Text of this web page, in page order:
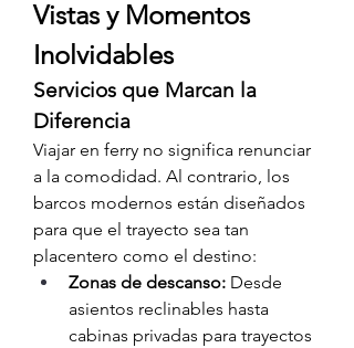
Vistas y Momentos
Inolvidables
Servicios que Marcan la
Diferencia
Viajar en ferry no significa renunciar
a la comodidad. Al contrario, los
barcos modernos están diseñados
para que el trayecto sea tan
placentero como el destino:
Zonas de descanso: Desde
asientos reclinables hasta
cabinas privadas para trayectos